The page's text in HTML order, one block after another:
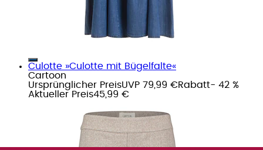
Culotte »Culotte mit Bügelfalte«
Cartoon
Ursprünglicher PreisUVP 79,99 €Rabatt- 42 %
Aktueller Preis45,99 €